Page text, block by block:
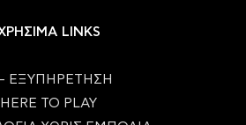
LINKS
ΕΞΥΠΗΡΕΤΗΣΗ
HERE TO PLAY